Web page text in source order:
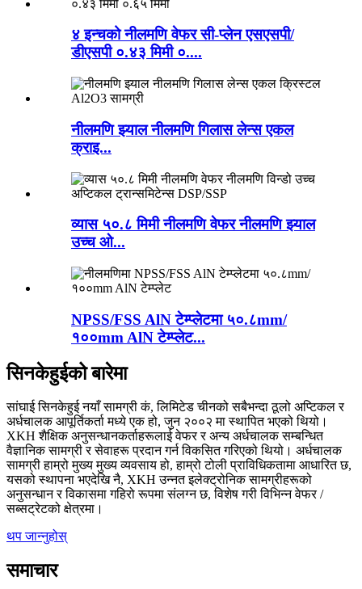
४ इन्चको नीलमणि वेफर सी-प्लेन एसएसपी/
डीएसपी ०.४३ मिमी ०....
नीलमणि झ्याल नीलमणि गिलास लेन्स एकल
क्राइ...
व्यास ५०.८ मिमी नीलमणि वेफर नीलमणि झ्याल
उच्च ओ...
NPSS/FSS AlN टेम्प्लेटमा ५०.८mm/
१००mm AlN टेम्प्लेट...
सिनकेहुईको बारेमा
सांघाई सिनकेहुई नयाँ सामग्री कं, लिमिटेड चीनको सबैभन्दा ठूलो अप्टिकल र
अर्धचालक आपूर्तिकर्ता मध्ये एक हो, जुन २००२ मा स्थापित भएको थियो।
XKH शैक्षिक अनुसन्धानकर्ताहरूलाई वेफर र अन्य अर्धचालक सम्बन्धित
वैज्ञानिक सामग्री र सेवाहरू प्रदान गर्न विकसित गरिएको थियो। अर्धचालक
सामग्री हाम्रो मुख्य मुख्य व्यवसाय हो, हाम्रो टोली प्राविधिकतामा आधारित छ,
यसको स्थापना भएदेखि नै, XKH उन्नत इलेक्ट्रोनिक सामग्रीहरूको
अनुसन्धान र विकासमा गहिरो रूपमा संलग्न छ, विशेष गरी विभिन्न वेफर /
सब्सट्रेटको क्षेत्रमा।
थप जान्नुहोस्
समाचार